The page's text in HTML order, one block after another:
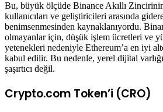
Bu, büyük ölçüde Binance Akıllı
kullanıcıları ve geliştiricileri arasında
benimsenmesinden kaynaklanıyordu.
olmayanlar için, düşük işlem ücretleri ve
yetenekleri nedeniyle Ethereum’a en iyi
kabul edilir. Bu nedenle, yerel dijital
şaşırtıcı değil.
Crypto.com Token’i (CRO)